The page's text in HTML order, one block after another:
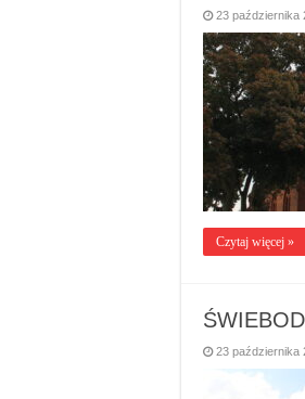
23 października
Czytaj więcej »
23 października